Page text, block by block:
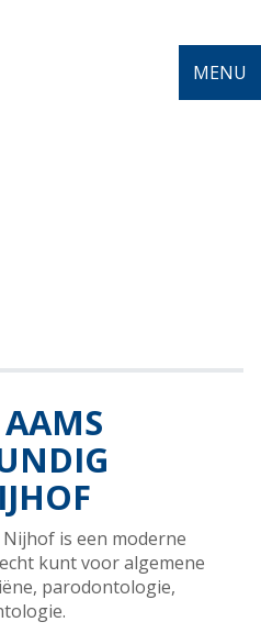
MENU
is een moderne
kunt voor algemene
parodontologie,